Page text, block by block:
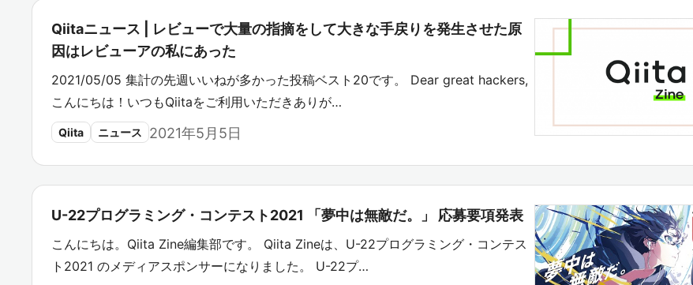
Qiitaニュース | レビューで大量の指摘をして大きな手戻りを発生させた原
因はレビューアの私にあった
2021/05/05 集計の先週いいねが多かった投稿ベスト20です。 Dear great hackers,
こんにちは！いつもQiitaをご利用いただきありが…
Qiita ニュース 2021年5月5日
U-22プログラミング・コンテスト2021 「夢中は無敵だ。」 応募要項発表
こんにちは。Qiita Zine編集部です。 Qiita Zineは、U-22プログラミング・コンテス
ト2021 のメディアスポンサーになりました。 U-22プ…